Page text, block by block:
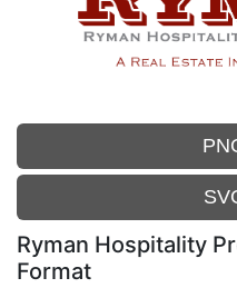
Ryman Hospitality
Format